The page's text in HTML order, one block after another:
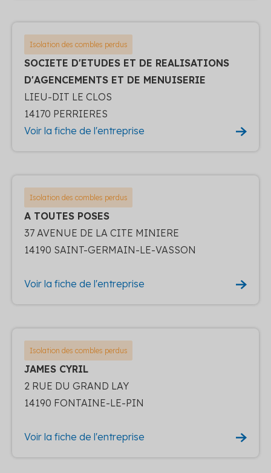
Isolation des combles perdus
SOCIETE D'ETUDES ET DE REALISATIONS
D'AGENCEMENTS ET DE MENUISERIE
LIEU-DIT LE CLOS
14170 PERRIERES
Voir la fiche de l'entreprise
Isolation des combles perdus
A TOUTES POSES
37 AVENUE DE LA CITE MINIERE
14190 SAINT-GERMAIN-LE-VASSON
Voir la fiche de l'entreprise
Isolation des combles perdus
JAMES CYRIL
2 RUE DU GRAND LAY
14190 FONTAINE-LE-PIN
Voir la fiche de l'entreprise